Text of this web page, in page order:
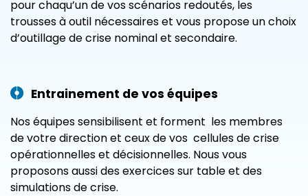
pour chaqu’un de vos scénarios redoutés, les
trousses à outil nécessaires et vous propose un choix
d’outillage de crise nominal et secondaire.
Entrainement de vos équipes
Nos équipes sensibilisent et forment les membres
de votre direction et ceux de vos cellules de crise
opérationnelles et décisionnelles. Nous vous
proposons aussi des exercices sur table et des
simulations de crise.